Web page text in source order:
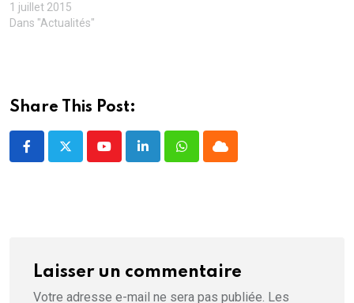
f
e
n
1 juillet 2015
Dans "Actualités"
Share This Post:
YoutubeLinkedInWhatsappCloud
Laisser un commentaire
Votre adresse e-mail ne sera pas publiée. Les